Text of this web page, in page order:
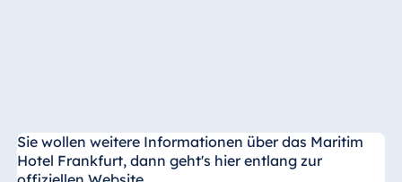
Sie wollen weitere Informationen über das Maritim
Hotel Frankfurt, dann geht's hier entlang zur